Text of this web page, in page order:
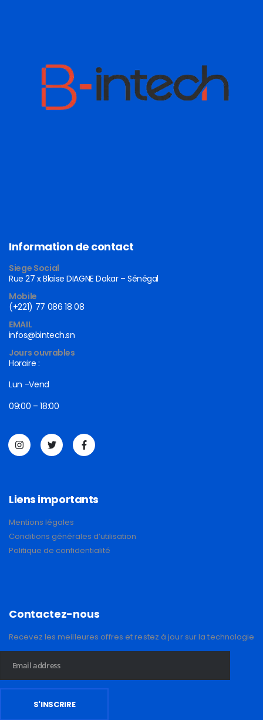
Information de contact
Siege Social
Rue 27 x Blaise DIAGNE Dakar – Sénégal
Mobile
(+221) 77 086 18 08
EMAIL
infos@bintech.sn
Jours ouvrables
Horaire :
Lun -Vend
09:00 – 18:00
Liens importants
Mentions légales
Conditions générales d’utilisation
Politique de confidentialité
Contactez-nous
Recevez les meilleures offres et restez à jour sur la technologie